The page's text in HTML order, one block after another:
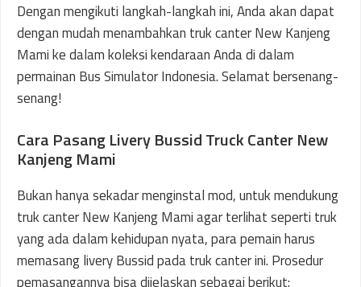
Dengan mengikuti langkah-langkah ini, Anda akan dapat
dengan mudah menambahkan truk canter New Kanjeng
Mami ke dalam koleksi kendaraan Anda di dalam
permainan Bus Simulator Indonesia. Selamat bersenang-
senang!
Cara Pasang Livery Bussid Truck Canter New
Kanjeng Mami
Bukan hanya sekadar menginstal mod, untuk mendukung
truk canter New Kanjeng Mami agar terlihat seperti truk
yang ada dalam kehidupan nyata, para pemain harus
memasang livery Bussid pada truk canter ini. Prosedur
pemasangannya bisa dijelaskan sebagai berikut: